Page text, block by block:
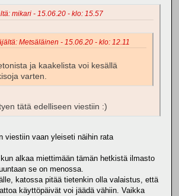
mikari - 15.06.20 - klo: 15.57
Metsäläinen - 15.06.20 - klo: 12.11
ja kaakelista voi kesällä
varten.
tätä edelliseen viestiin :)
viestiin vaan yleiseti näihin rata
alkaa miettimään tämän hetkistä ilmasto
se on menossa.
katossa pitää tietenkin olla valaistus, että
käyttöpäivät voi jäädä vähiin. Vaikka